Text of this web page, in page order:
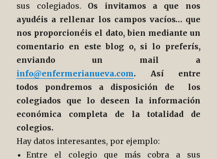
sus colegiados. Os invitamos a que nos
ayudéis a rellenar los campos vacíos… que
nos proporcionéis el dato, bien mediante un
comentario en este blog o, si lo preferís,
enviando un mail a
info@enfermerianueva.com. Así entre
todos pondremos a disposición de los
colegiados que lo deseen la información
económica completa de la totalidad de
colegios.
Hay datos interesantes, por ejemplo:
Entre el colegio que más cobra a sus